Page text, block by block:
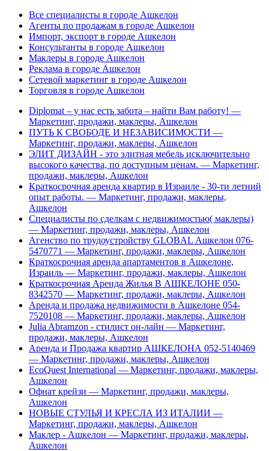
Все специалисты в городе Ашкелон
Агенты по продажам в городе Ашкелон
Импорт, экспорт в городе Ашкелон
Консультанты в городе Ашкелон
Маклеры в городе Ашкелон
Реклама в городе Ашкелон
Сетевой маркетинг в городе Ашкелон
Торговля в городе Ашкелон
Diplomat – у нас есть забота – найти Вам работу! —
Маркетинг, продажи, маклеры, Ашкелон
ПУТЬ К СВОБОДЕ И НЕЗАВИСИМОСТИ —
Маркетинг, продажи, маклеры, Ашкелон
ЭЛИТ ДИЗАЙН - это элитная мебель исключительно
высокого качества, по доступным ценам. — Маркетинг,
продажи, маклеры, Ашкелон
Краткосрочная аренда квартир в Израиле - 30-ти летний
опыт работы. — Маркетинг, продажи, маклеры,
Ашкелон
Специалисты по сделкам с недвижимостью( маклеры)
— Маркетинг, продажи, маклеры, Ашкелон
Агенство по трудоустройству GLOBAL Ашкелон 076-
5470771 — Маркетинг, продажи, маклеры, Ашкелон
Краткосрочная аренда апартаментов в Ашкелоне,
Израиль — Маркетинг, продажи, маклеры, Ашкелон
Краткосрочная Аренда Жилья В АШКЕЛОНЕ 050-
8342570 — Маркетинг, продажи, маклеры, Ашкелон
Аренда и продажа недвижимости в Ашкелоне 054-
7520108 — Маркетинг, продажи, маклеры, Ашкелон
Julia Abramzon - стилист он-лайн — Маркетинг,
продажи, маклеры, Ашкелон
Аренда и Продажа квартир АШКЕЛОНА 052-5140469
— Маркетинг, продажи, маклеры, Ашкелон
EcoQuest International — Маркетинг, продажи, маклеры,
Ашкелон
Офнат крейзи — Маркетинг, продажи, маклеры,
Ашкелон
НОВЫЕ СТУЛЬЯ И КРЕСЛА ИЗ ИТАЛИИ —
Маркетинг, продажи, маклеры, Ашкелон
Маклер - Ашкелон — Маркетинг, продажи, маклеры,
Ашкелон